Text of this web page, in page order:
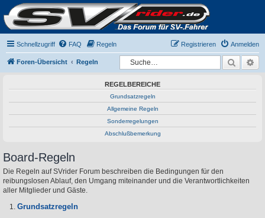
Schnellzugriff FAQ Regeln Anmelden
Registrieren
Foren-Übersicht Regeln Suche
REGELBEREICHE
Grundsatzregeln
Allgemeine Regeln
Sonderregelungen
Abschlußbemerkung
Board-Regeln
Die Regeln auf SVrider Forum beschreiben die Bedingungen für den
reibungslosen Ablauf, den Umgang miteinander und die Verantwortlichkeiten
aller Mitglieder und Gäste.
Grundsatzregeln